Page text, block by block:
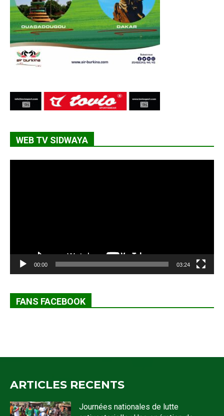
WEB TV SIDWAYA
00:00 03:24
FANS FACEBOOK
ARTICLES RECENTS
Journées nationales de lutte